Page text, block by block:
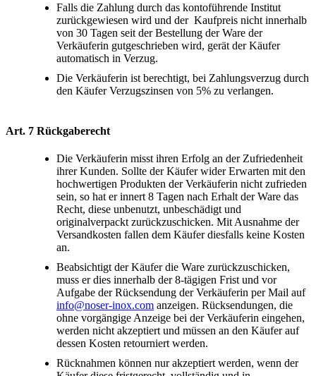
Falls die Zahlung durch das kontoführende Institut
zurückgewiesen wird und der Kaufpreis nicht innerhalb
von 30 Tagen seit der Bestellung der Ware der
Verkäuferin gutgeschrieben wird, gerät der Käufer
automatisch in Verzug.
Die Verkäuferin ist berechtigt, bei Zahlungsverzug durch
den Käufer Verzugszinsen von 5% zu verlangen.
Art. 7 Rückgaberecht
Die Verkäuferin misst ihren Erfolg an der Zufriedenheit
ihrer Kunden. Sollte der Käufer wider Erwarten mit den
hochwertigen Produkten der Verkäuferin nicht zufrieden
sein, so hat er innert 8 Tagen nach Erhalt der Ware das
Recht, diese unbenutzt, unbeschädigt und
originalverpackt zurückzuschicken. Mit Ausnahme der
Versandkosten fallen dem Käufer diesfalls keine Kosten
an.
Beabsichtigt der Käufer die Ware zurückzuschicken,
muss er dies innerhalb der 8-tägigen Frist und vor
Aufgabe der Rücksendung der Verkäuferin per Mail auf
info@noser-inox.com anzeigen. Rücksendungen, die
ohne vorgängige Anzeige bei der Verkäuferin eingehen,
werden nicht akzeptiert und müssen an den Käufer auf
dessen Kosten retourniert werden.
Rücknahmen können nur akzeptiert werden, wenn der